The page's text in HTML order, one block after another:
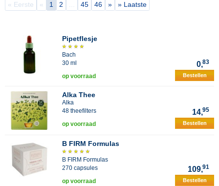
« Eerste « 1 2 45 46 » » Laatste
Pipetflesje
Bach
30 ml
0,83
op voorraad Bestellen
Alka Thee
Alka
48 theefilters
14,95
op voorraad Bestellen
B FIRM Formulas
B FIRM Formulas
270 capsules
109,91
op voorraad Bestellen